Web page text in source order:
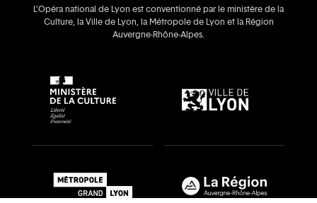
L’Opéra national de Lyon est conventionné par le ministère de la
Culture, la Ville de Lyon, la Métropole de Lyon et la Région
Auvergne‑Rhône‑Alpes.